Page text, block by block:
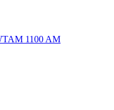
1100 AM